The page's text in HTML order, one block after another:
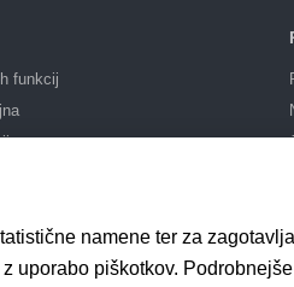
funkcij
namene ter za
uporabo piškotkov.